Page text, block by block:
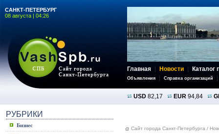
САНКТ-ПЕТЕРБУРГ
08 августа | 04:26
Главная Новости Каталог
Объявления Справка организаций
USD 82,17 EUR 94,84
РУБРИКИ
Бизнес
Сайт города Санкт-Петербурга /